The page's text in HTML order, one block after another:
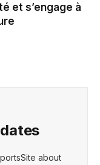
et s’engage à
about